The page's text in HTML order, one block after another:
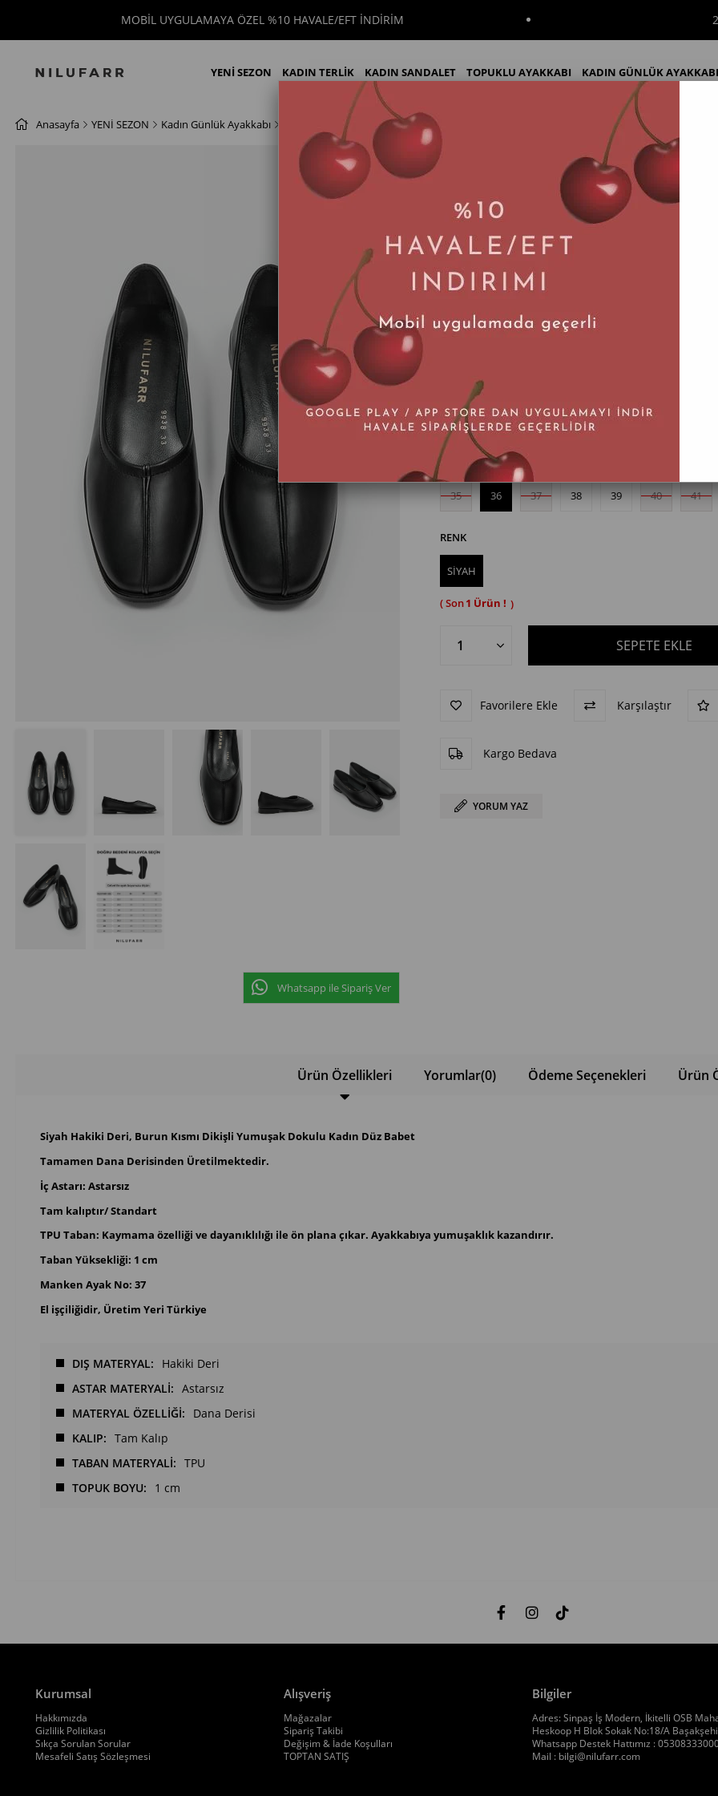
MOBİL UYGULAMAYA ÖZEL %10 HAVALE/EFT İNDİRİM
YENİ SEZON KADIN TERLİK KADIN SANDALET TOPUKLU AYAKKABI KADIN GÜNLÜK AYAKKABI
KADIN BOT
Anasayfa YENİ SEZON Kadın Günlük Ayakkabı Tayga Siyah Hakiki Deri Kadın Babet
Whatsapp ile Sipariş Ver
Tayga Siyah Hakiki Deri Kadın Babet
Tahmini Teslim Süresi : 2 İş Günü
$78.54 (KDV Dahil)
$62.83
Renk Seçenekleri
BEDEN
1
35 36 37 38 39 40 41
RENK
SİYAH
Favorilere Ekle Karşılaştır
Kargo Bedava
YORUM YAZ
Ürün Özellikleri Yorumlar(0) Ödeme Seçenekleri Ürün
Siyah Hakiki Deri, Burun Kısmı Dikişli Yumuşak Dokulu Kadın Düz Babet
Tamamen Dana Derisinden Üretilmektedir.
İç Astarı: Astarsız
Tam kalıptır/ Standart
TPU Taban: Kaymama özelliği ve dayanıklılığı ile ön plana çıkar. Ayakkabıya yumuşaklık kazandırır.
Taban Yüksekliği: 1 cm
Manken Ayak No: 37
El işçiliğidir, Üretim Yeri Türkiye
DIŞ MATERYAL
Hakiki Deri
ASTAR MATERYALİ
Astarsız
MATERYAL ÖZELLİĞİ
Dana Derisi
KALIP
Tam Kalıp
TABAN MATERYALİ
TPU
TOPUK BOYU
1 cm
Kurumsal
Hakkımızda
Gizlilik Politikası
Sıkça Sorulan Sorular
Mesafeli Satış Sözleşmesi
Alışveriş
Mağazalar
Sipariş Takibi
Değişim & İade Koşulları
TOPTAN SATIŞ
Bilgiler
Adres: Sinpaş İş Modern, İkitelli OSB
Heskoop H Blok Sokak No:18/A
Whatsapp Destek Hattımız :
Mail : bilgi@nilufarr.com